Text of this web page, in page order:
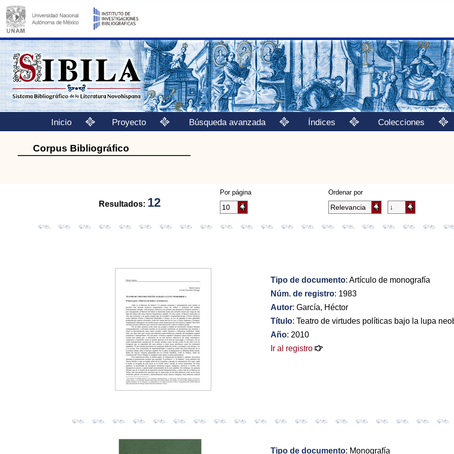
Inicio Proyecto Búsqueda avanzada Índices Colecciones
Corpus Bibliográfico
Resultados: 12
Ordenar por
Por página
Tipo de documento: Artículo de monografía
Núm. de registro: 1983
Autor: García, Héctor
Título: Teatro de virtudes políticas bajo la lupa
Año: 2010
Ir al registro
Tipo de documento: Monografía